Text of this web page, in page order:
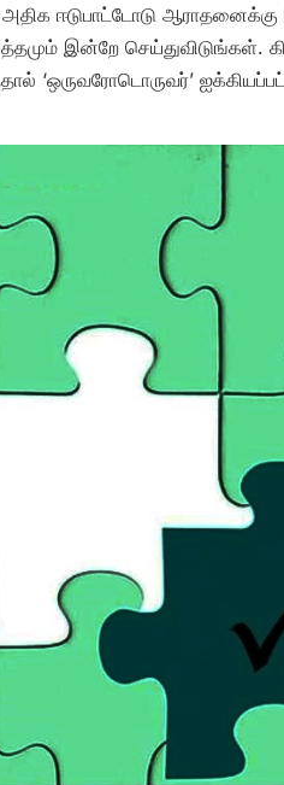
ஈடுபாட்டோடு
இன்றே செய்துவிடுங்கள்.
‘ஒருவரோடொருவர்’